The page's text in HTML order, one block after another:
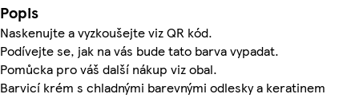
Popis
Naskenujte a vyzkoušejte viz QR kód.
Podívejte se, jak na vás bude tato barva vypadat.
Pomůcka pro váš další nákup viz obal.
Barvicí krém s chladnými barevnými odlesky a keratinem